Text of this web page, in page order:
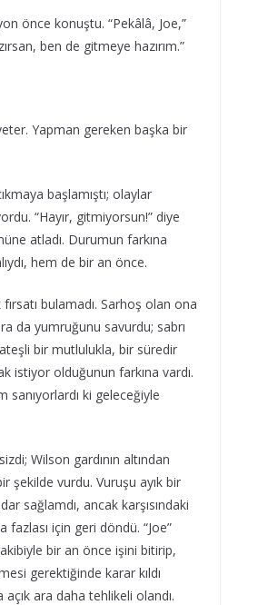
önce konuştu. “Pekâlâ, Joe,”
ben de gitmeye hazırım.”
Yapman gereken başka bir
başlamıştı; olaylar
“Hayır, gitmiyorsun!” diye
atladı. Durumun farkına
hem de bir an önce.
bulamadı. Sarhoş olan ona
da yumruğunu savurdu; sabrı
bir mutlulukla, bir süredir
istiyor olduğunun farkına vardı.
sanıyorlardı ki geleceğiyle
Wilson gardının altından
şekilde vurdu. Vuruşu ayık bir
sağlamdı, ancak karşısındaki
fazlası için geri döndü. “Joe”
bir an önce işini bitirip,
gerektiğinde karar kıldı
açık ara daha tehlikeli olandı.